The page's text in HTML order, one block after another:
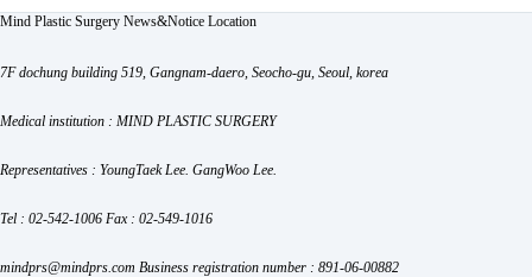
Mind Plastic Surgery News&Notice Location
7F dochung building 519, Gangnam-daero, Seocho-gu, Seoul, korea
Medical institution : MIND PLASTIC SURGERY
Representatives : YoungTaek Lee. GangWoo Lee.
Tel : 02-542-1006 Fax : 02-549-1016
mindprs@mindprs.com Business registration number : 891-06-00882